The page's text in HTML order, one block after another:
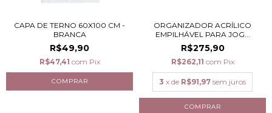
CAPA DE TERNO 60X100 CM -
BRANCA
R$49,90
R$47,41 com Pix
ORGANIZADOR ACRÍLICO
EMPILHÁVEL PARA JOG...
R$275,90
R$262,11 com Pix
3 x de R$91,97 sem juros